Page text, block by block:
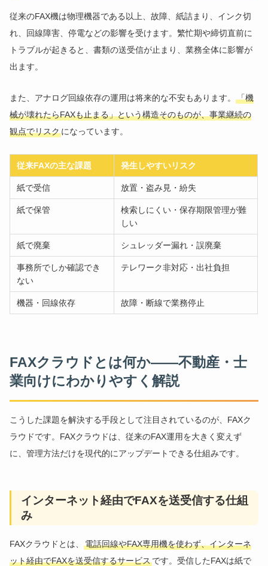
従来のFAX機は物理機器である以上、故障、紙詰まり、インク切
れ、回線障害、停電などの影響を受けます。繁忙期や締切直前に
トラブルが起きると、書類の送受信が止まり、業務全体に影響が
出ます。
また、アナログ回線依存の運用は将来的な不安もあります。「機
械が壊れたらFAXも止まる」という構造そのものが、事業継続の
観点でリスクになっています。
従来FAXの主な課題 発生しやすいリスク
紙で受信 放置・盗み見・紛失
紙で保管
検索しにくい・保存期限管理が難
しい
紙で廃棄 シュレッダー漏れ・誤廃棄
事務所でしか確認でき
ない
テレワーク非対応・出社負担
機器・回線依存 故障・断線で業務停止
FAXクラウドとは何か——不動産・士
業向けにわかりやすく解説
こうした課題を解決する手段として注目されているのが、FAXク
ラウドです。FAXクラウドは、従来のFAX運用を大きく変えず
に、管理方法だけを現代的にアップデートできる仕組みです。
インターネット経由でFAXを送受信する仕組
み
FAXクラウドとは、電話回線やFAX専用機を使わず、インターネ
ット経由でFAXを送受信するサービスです。受信したFAXは紙で